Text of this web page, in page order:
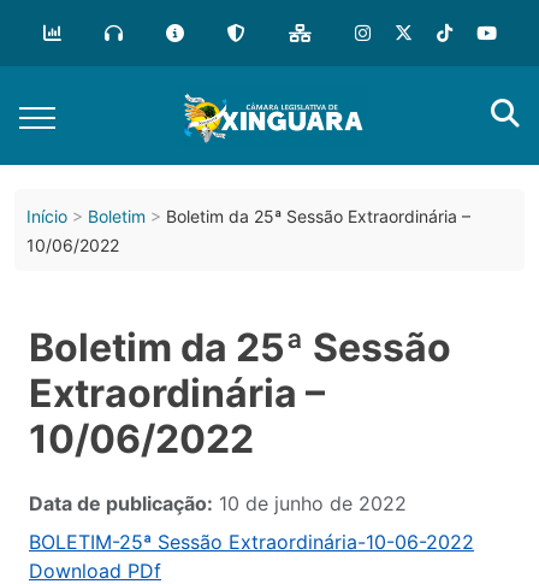
Início Boletim
Boletim da 25ª Sessão Extraordinária –
10/06/2022
Boletim da 25ª Sessão
Extraordinária –
10/06/2022
Data de publicação: 10 de junho de 2022
BOLETIM-25ª Sessão Extraordinária-10-06-2022
Download PDf